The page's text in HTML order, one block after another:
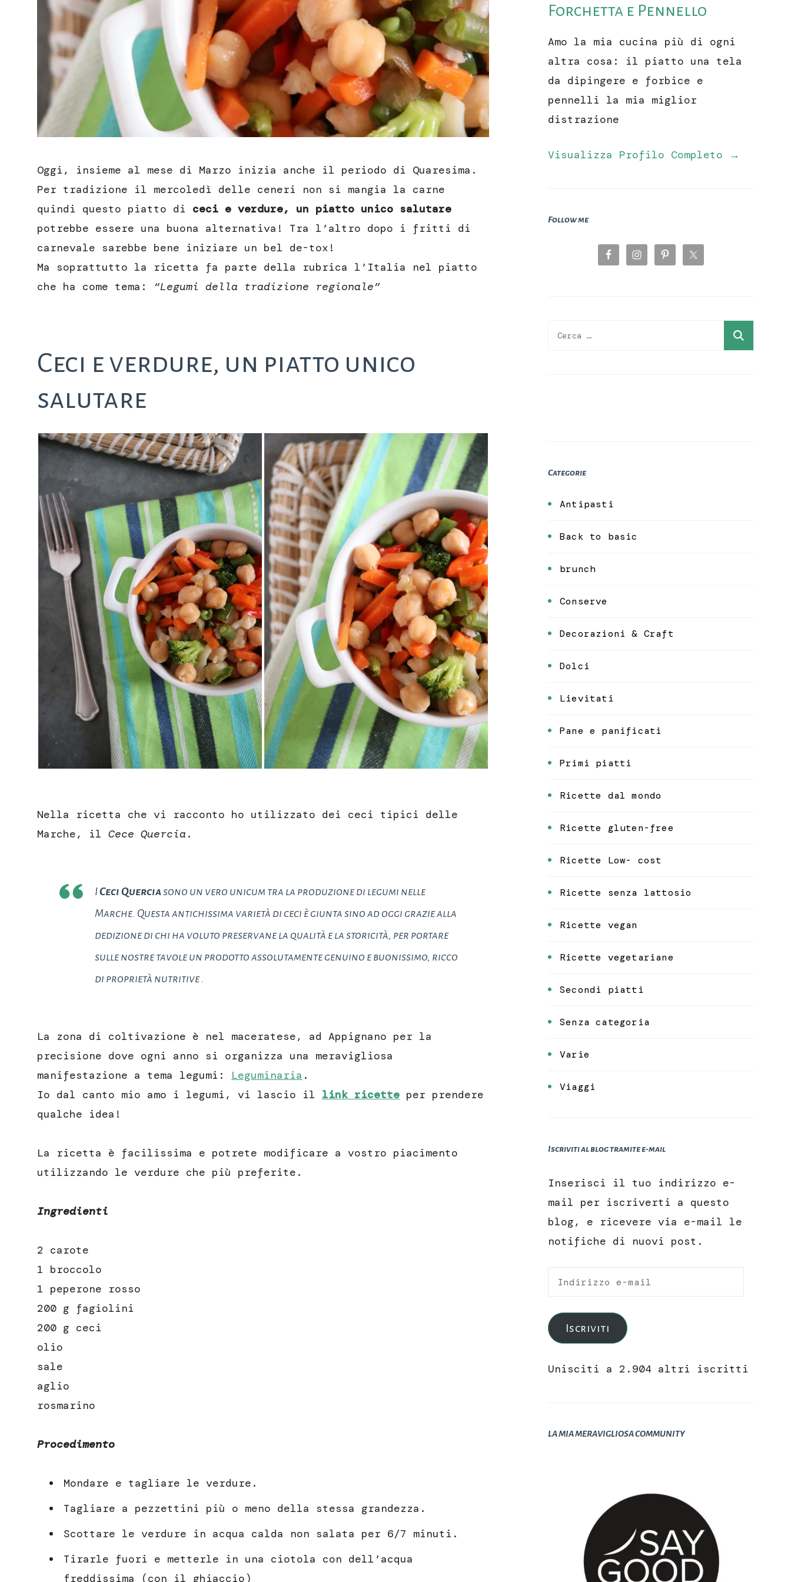
Oggi, insieme al mese di Marzo inizia anche il periodo di Quaresima.
Per tradizione il mercoledì delle ceneri non si mangia la carne
quindi questo piatto di ceci e verdure, un piatto unico salutare
potrebbe essere una buona alternativa! Tra l’altro dopo i fritti di
carnevale sarebbe bene iniziare un bel de-tox!
Ma soprattutto la ricetta fa parte della rubrica l’Italia nel piatto
che ha come tema: “Legumi della tradizione regionale”
Ceci e verdure, un piatto unico
salutare
Nella ricetta che vi racconto ho utilizzato dei ceci tipici delle
Marche, il Cece Quercia .
ICeci Quercia sono un vero unicum tra la produzione di legumi nelle
Marche. Questa antichissima varietà di ceci è giunta sino ad oggi grazie alla
dedizione di chi ha voluto preservane la qualità e la storicità, per portare
sulle nostre tavole un prodotto assolutamente genuino e buonissimo, ricco
di proprietà nutritive .
La zona di coltivazione è nel maceratese, ad Appignano per la
precisione dove ogni anno si organizza una meravigliosa
manifestazione a tema legumi: Leguminaria .
Io dal canto mio amo i legumi, vi lascio il link ricette per prendere
qualche idea!
La ricetta è facilissima e potrete modificare a vostro piacimento
utilizzando le verdure che più preferite.
Ingredienti
2 carote
1 broccolo
1 peperone rosso
200 g fagiolini
200 g ceci
olio
sale
aglio
rosmarino
Procedimento
Mondare e tagliare le verdure.
Tagliare a pezzettini più o meno della stessa grandezza.
Scottare le verdure in acqua calda non salata per 6/7 minuti.
Tirarle fuori e metterle in una ciotola con dell’acqua
freddissima (con il ghiaccio)
Forchetta e Pennello
Amo la mia cucina più di ogni
altra cosa: il piatto una tela
da dipingere e forbice e
pennelli la mia miglior
distrazione
Visualizza Profilo Completo →
Follow me
Ricerca
Categorie
Antipasti
Back to basic
brunch
Conserve
Decorazioni & Craft
Dolci
Lievitati
Pane e panificati
Primi piatti
Ricette dal mondo
Ricette gluten-free
Ricette Low- cost
Ricette senza lattosio
Ricette vegan
Ricette vegetariane
Secondi piatti
Senza categoria
Varie
Viaggi
Iscriviti al blog tramite e-mail
Inserisci il tuo indirizzo e-
mail per iscriverti a questo
blog, e ricevere via e-mail le
notifiche di nuovi post.
Indirizzo
mail
Iscriviti
Unisciti a 2.904 altri iscritti
LA MIA MERAVIGLIOSA COMMUNITY